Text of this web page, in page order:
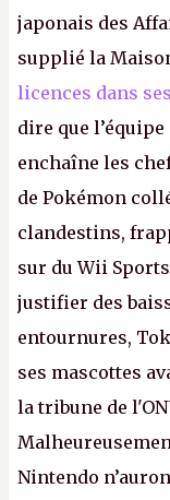
japonais des
supplié la
licences dans
dire que
enchaîne les
de Pokémon
clandestins,
sur du Wii
justifier des
entournures,
ses mascottes
la tribune de
Nintendo